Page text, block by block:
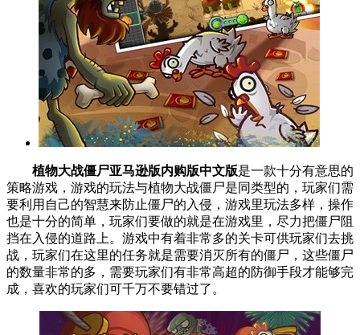
植物大战僵尸亚马逊版内购版中文版是一款十分有意思的
策略游戏，游戏的玩法与植物大战僵尸是同类型的，玩家们需
要利用自己的智慧来防止僵尸的入侵，游戏里玩法多样，操作
也是十分的简单，玩家们要做的就是在游戏里，尽力把僵尸阻
挡在入侵的道路上。游戏中有着非常多的关卡可供玩家们去挑
战，玩家们在这里的任务就是需要消灭所有的僵尸，这些僵尸
的数量非常的多，需要玩家们有非常高超的防御手段才能够完
成，喜欢的玩家们可千万不要错过了。